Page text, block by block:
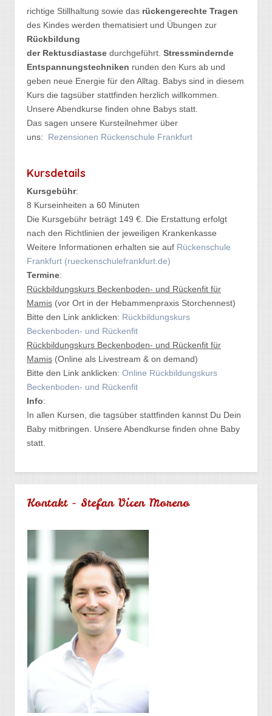
richtige Stillhaltung sowie das rückengerechte Tragen
des Kindes werden thematisiert und Übungen zur
Rückbildung
der Rektusdiastase durchgeführt. Stressmindernde
Entspannungstechniken runden den Kurs ab und
geben neue Energie für den Alltag. Babys sind in diesem
Kurs die tagsüber stattfinden herzlich willkommen.
Unsere Abendkurse finden ohne Babys statt.
Das sagen unsere Kursteilnehmer über
uns: Rezensionen Rückenschule Frankfurt
Kursdetails
Kursgebühr:
8 Kurseinheiten a 60 Minuten
Die Kursgebühr beträgt 149 €. Die Erstattung erfolgt
nach den Richtlinien der jeweiligen Krankenkasse
Weitere Informationen erhalten sie auf Rückenschule
Frankfurt (rueckenschulefrankfurt.de)
Termine:
Rückbildungskurs Beckenboden- und Rückenfit für
Mamis (vor Ort in der Hebammenpraxis Storchennest)
Bitte den Link anklicken: Rückbildungskurs
Beckenboden- und Rückenfit
Rückbildungskurs Beckenboden- und Rückenfit für
Mamis (Online als Livestream & on demand)
Bitte den Link anklicken: Online Rückbildungskurs
Beckenboden- und Rückenfit
Info:
In allen Kursen, die tagsüber stattfinden kannst Du Dein
Baby mitbringen. Unsere Abendkurse finden ohne Baby
statt.
Kontakt - Stefan Vicen Moreno